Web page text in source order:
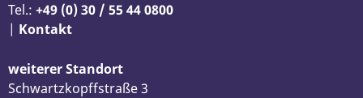
Tel.: +49 (0) 30 / 55 44 0800
| Kontakt
weiterer Standort
Schwartzkopffstraße 3